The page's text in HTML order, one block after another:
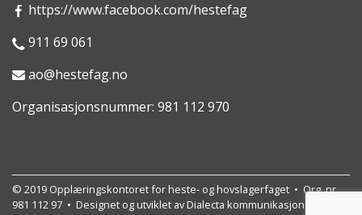
https://www.facebook.com/hestefag
911 69 061
ao@hestefag.no
Organisasjonsnummer: 981 112 970
© 2019 Opplæringskontoret for heste- og hovslagerfaget • Org. nr.
981 112 97 • Designet og utviklet avDialecta kommunikasjon AS